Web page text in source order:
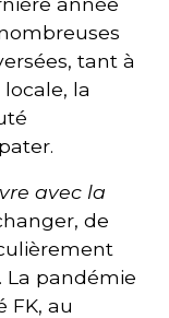
tant à
locale, la
avec la
de
La pandémie
FK, au